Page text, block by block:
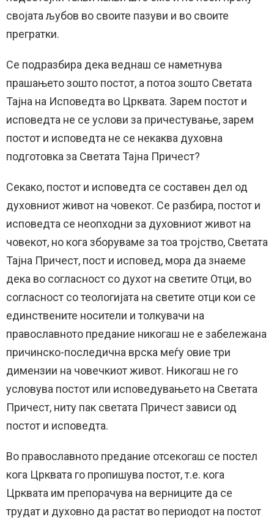
својата љубов во своите пазуви и во своите
прегратки.
Се подразбира дека веднаш се наметнува
прашањето зошто постот, а потоа зошто Светата
Тајна на Исповедта во Црквата. Зарем постот и
исповедта не се услови за причестување, зарем
постот и исповедта не се некаква духовна
подготовка за Светата Тајна Причест?
Секако, постот и исповедта се составен дел од
духовниот живот на човекот. Се разбира, постот и
исповедта се неопходни за духовниот живот на
човекот, но кога зборуваме за тоа тројство, Светата
Тајна Причест, пост и исповед, мора да знаеме
дека во согласност со духот на светите Отци, во
согласност со теологијата на светите отци кои се
единствените носители и толкувачи на
православното предание никогаш не е забележана
причинско-последична врска меѓу овие три
димензии на човечкиот живот. Никогаш не го
условува постот или исповедувањето на Светата
Причест, ниту пак светата Причест зависи од
постот и исповедта.
Во православното предание отсекогаш се постел
кога Црквата го пропишува постот, т.е. кога
Црквата им препорачува на верниците да се
трудат и духовно да растат во периодот на постот